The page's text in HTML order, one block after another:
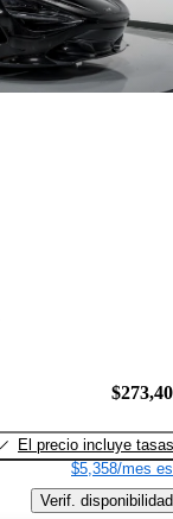
El precio incluye tasas
$5,358/mes
Verif. disponibilidad